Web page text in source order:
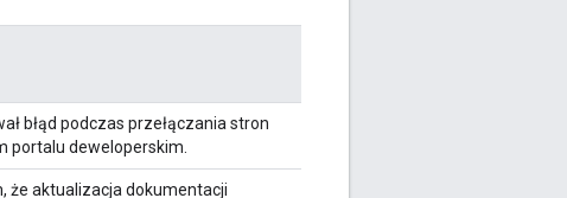
błąd podczas przełączania stron
portalu deweloperskim.
że aktualizacja dokumentacji